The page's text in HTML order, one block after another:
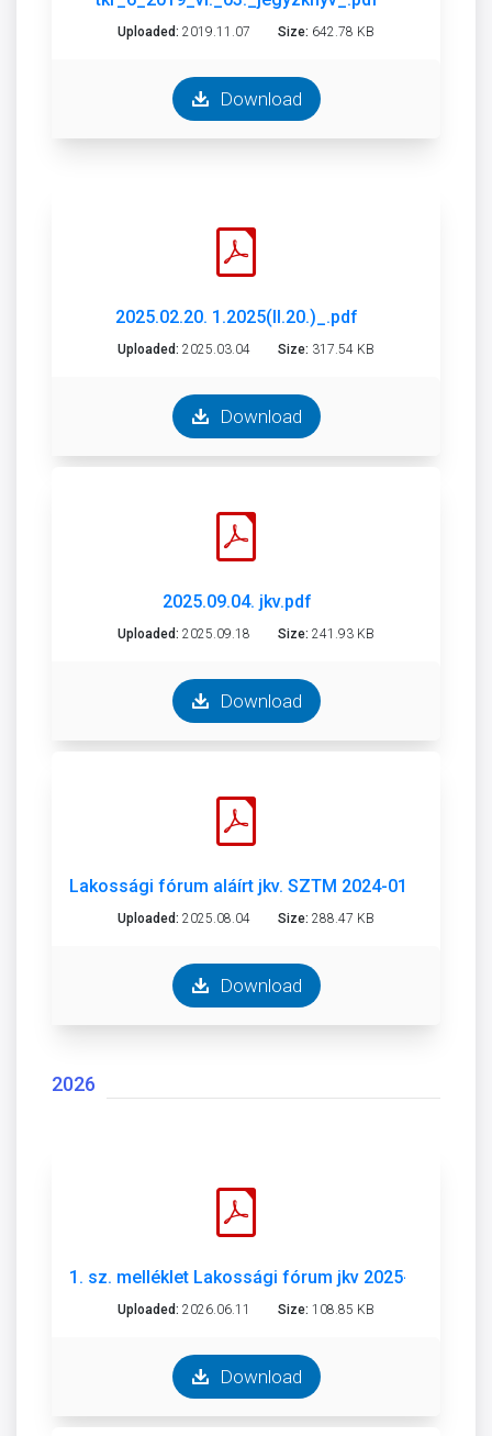
Uploaded: 2019.11.07 Size: 642.78 KB
Download
2025.02.20. 1.2025(II.20.)_.pdf
Uploaded: 2025.03.04 Size: 317.54 KB
Download
2025.09.04. jkv.pdf
Uploaded: 2025.09.18 Size: 241.93 KB
Download
Lakossági fórum aláírt jkv. SZTM 2024-011.pdf
Uploaded: 2025.08.04 Size: 288.47 KB
Download
2026
1. sz. melléklet Lakossági fórum jkv 2025-010, 016
Uploaded: 2026.06.11 Size: 108.85 KB
Download